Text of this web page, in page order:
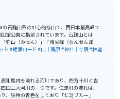
石鎚山系の中心的な山で、西日本最高峰で
定公園に指定されています。石鎚山とは
「弥山（みせん）」「南尖峰（なんせんぽ
総体山のことを指しています。 主な登山
鎚スカイラインまたはUFOラインを通って土
る「土小屋ルート」(上り：約2時間30分 下
。 天候の良い日には瀬戸内海や
州地方の山々まで見渡すことができます。
ト #絶景ロード #山｜高原#神社｜寺院#林道
知県内を流れる河川であり、四万十川と吉
国三大河川の一つです。仁淀川の流れは、
、独特の青色をしており「仁淀ブルー」と